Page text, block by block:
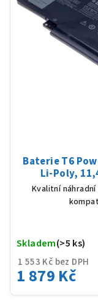
Baterie T6
Li-Poly,
Kvalitní
1 553 Kč bez DPH
1 879 Kč
Skladem(>5 ks)